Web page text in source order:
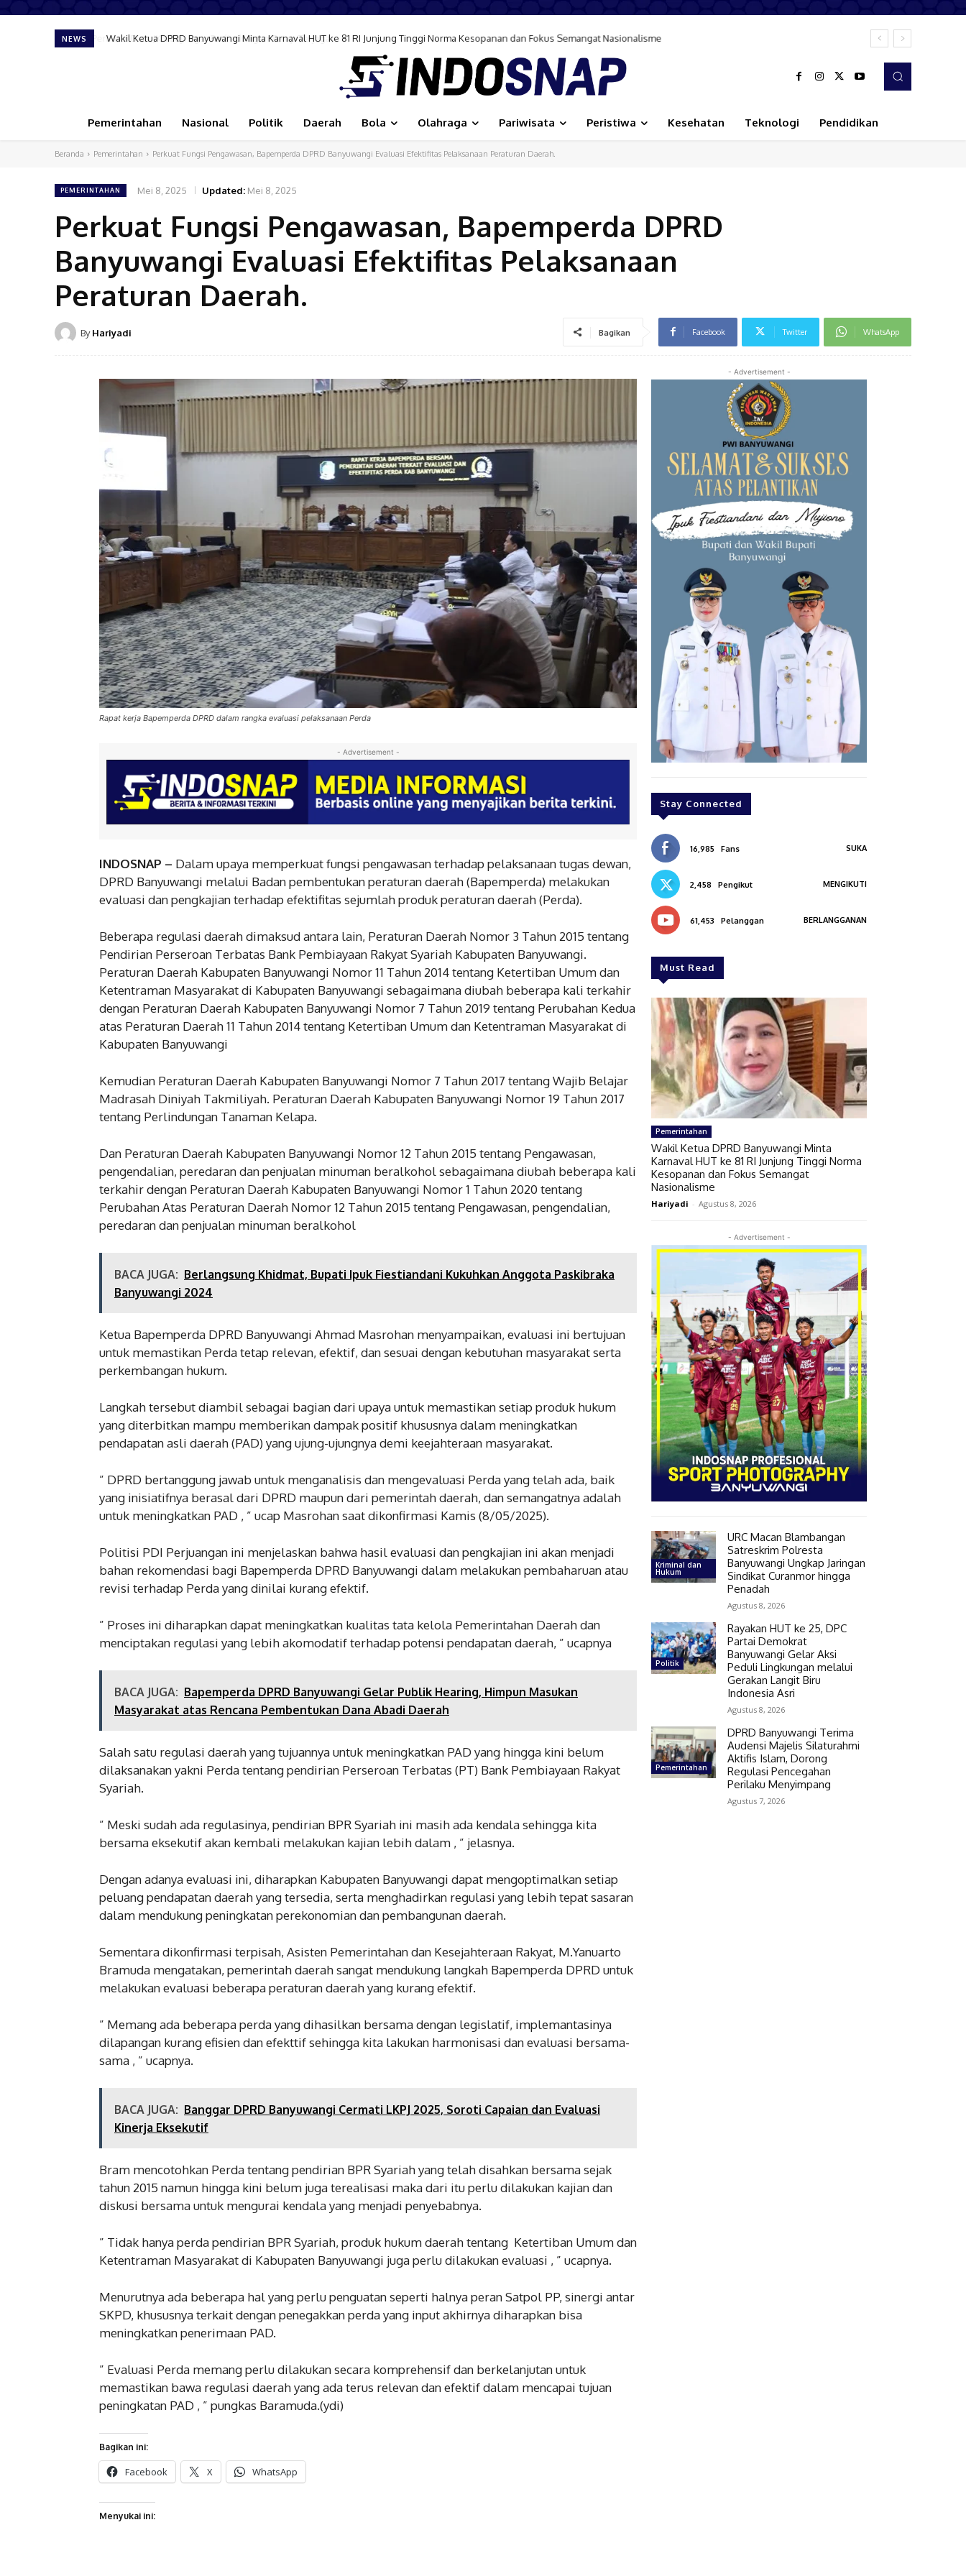
NEWS Wakil Ketua DPRD Banyuwangi Minta Karnaval HUT ke 81 RI Junjung Tinggi Norma Kesopanan dan Fokus Semangat Nasionalisme
Pemerintahan Nasional Politik Daerah Bola Olahraga Pariwisata Peristiwa Kesehatan Teknologi Pendidikan
Beranda Pemerintahan Perkuat Fungsi Pengawasan, Bapemperda DPRD Banyuwangi Evaluasi Efektifitas Pelaksanaan Peraturan Daerah.
PEMERINTAHAN Mei 8, 2025 Updated: Mei 8, 2025
Perkuat Fungsi Pengawasan, Bapemperda DPRD
Banyuwangi Evaluasi Efektifitas Pelaksanaan
Peraturan Daerah.
By Hariyadi Bagikan Facebook Twitter WhatsApp
Rapat kerja Bapemperda DPRD dalam rangka evaluasi pelaksanaan Perda
- Advertisement -
INDOSNAP – Dalam upaya memperkuat fungsi pengawasan terhadap pelaksanaan tugas dewan,
DPRD Banyuwangi melalui Badan pembentukan peraturan daerah (Bapemperda) melakukan
evaluasi dan pengkajian terhadap efektifitas sejumlah produk peraturan daerah (Perda).
Beberapa regulasi daerah dimaksud antara lain, Peraturan Daerah Nomor 3 Tahun 2015 tentang
Pendirian Perseroan Terbatas Bank Pembiayaan Rakyat Syariah Kabupaten Banyuwangi.
Peraturan Daerah Kabupaten Banyuwangi Nomor 11 Tahun 2014 tentang Ketertiban Umum dan
Ketentraman Masyarakat di Kabupaten Banyuwangi sebagaimana diubah beberapa kali terkahir
dengan Peraturan Daerah Kabupaten Banyuwangi Nomor 7 Tahun 2019 tentang Perubahan Kedua
atas Peraturan Daerah 11 Tahun 2014 tentang Ketertiban Umum dan Ketentraman Masyarakat di
Kabupaten Banyuwangi
Kemudian Peraturan Daerah Kabupaten Banyuwangi Nomor 7 Tahun 2017 tentang Wajib Belajar
Madrasah Diniyah Takmiliyah. Peraturan Daerah Kabupaten Banyuwangi Nomor 19 Tahun 2017
tentang Perlindungan Tanaman Kelapa.
Dan Peraturan Daerah Kabupaten Banyuwangi Nomor 12 Tahun 2015 tentang Pengawasan,
pengendalian, peredaran dan penjualan minuman beralkohol sebagaimana diubah beberapa kali
terkahir dengan Peraturan Daerah Kabupaten Banyuwangi Nomor 1 Tahun 2020 tentang
Perubahan Atas Peraturan Daerah Nomor 12 Tahun 2015 tentang Pengawasan, pengendalian,
peredaran dan penjualan minuman beralkohol
BACA JUGA: Berlangsung Khidmat, Bupati Ipuk Fiestiandani Kukuhkan Anggota Paskibraka
Banyuwangi 2024
Ketua Bapemperda DPRD Banyuwangi Ahmad Masrohan menyampaikan, evaluasi ini bertujuan
untuk memastikan Perda tetap relevan, efektif, dan sesuai dengan kebutuhan masyarakat serta
perkembangan hukum.
Langkah tersebut diambil sebagai bagian dari upaya untuk memastikan setiap produk hukum
yang diterbitkan mampu memberikan dampak positif khususnya dalam meningkatkan
pendapatan asli daerah (PAD) yang ujung-ujungnya demi keejahteraan masyarakat.
” DPRD bertanggung jawab untuk menganalisis dan mengevaluasi Perda yang telah ada, baik
yang inisiatifnya berasal dari DPRD maupun dari pemerintah daerah, dan semangatnya adalah
untuk meningkatkan PAD , ” ucap Masrohan saat dikonfirmasi Kamis (8/05/2025).
Politisi PDI Perjuangan ini menjelaskan bahwa hasil evaluasi dan pengkajian ini akan menjadi
bahan rekomendasi bagi Bapemperda DPRD Banyuwangi dalam melakukan pembaharuan atau
revisi terhadap Perda yang dinilai kurang efektif.
” Proses ini diharapkan dapat meningkatkan kualitas tata kelola Pemerintahan Daerah dan
menciptakan regulasi yang lebih akomodatif terhadap potensi pendapatan daerah, ” ucapnya
BACA JUGA: Bapemperda DPRD Banyuwangi Gelar Publik Hearing, Himpun Masukan
Masyarakat atas Rencana Pembentukan Dana Abadi Daerah
Salah satu regulasi daerah yang tujuannya untuk meningkatkan PAD yang hingga kini belum
dilaksanakan yakni Perda tentang pendirian Perseroan Terbatas (PT) Bank Pembiayaan Rakyat
Syariah.
” Meski sudah ada regulasinya, pendirian BPR Syariah ini masih ada kendala sehingga kita
bersama eksekutif akan kembali melakukan kajian lebih dalam , ” jelasnya.
Dengan adanya evaluasi ini, diharapkan Kabupaten Banyuwangi dapat mengoptimalkan setiap
peluang pendapatan daerah yang tersedia, serta menghadirkan regulasi yang lebih tepat sasaran
dalam mendukung peningkatan perekonomian dan pembangunan daerah.
Sementara dikonfirmasi terpisah, Asisten Pemerintahan dan Kesejahteraan Rakyat, M.Yanuarto
Bramuda mengatakan, pemerintah daerah sangat mendukung langkah Bapemperda DPRD untuk
melakukan evaluasi beberapa peraturan daerah yang kurang efektif.
” Memang ada beberapa perda yang dihasilkan bersama dengan legislatif, implemantasinya
dilapangan kurang efisien dan efekttif sehingga kita lakukan harmonisasi dan evaluasi bersama-
sama , ” ucapnya.
BACA JUGA: Banggar DPRD Banyuwangi Cermati LKPJ 2025, Soroti Capaian dan Evaluasi
Kinerja Eksekutif
Bram mencotohkan Perda tentang pendirian BPR Syariah yang telah disahkan bersama sejak
tahun 2015 namun hingga kini belum juga terealisasi maka dari itu perlu dilakukan kajian dan
diskusi bersama untuk mengurai kendala yang menjadi penyebabnya.
” Tidak hanya perda pendirian BPR Syariah, produk hukum daerah tentang Ketertiban Umum dan
Ketentraman Masyarakat di Kabupaten Banyuwangi juga perlu dilakukan evaluasi , ” ucapnya.
Menurutnya ada beberapa hal yang perlu penguatan seperti halnya peran Satpol PP, sinergi antar
SKPD, khususnya terkait dengan penegakkan perda yang input akhirnya diharapkan bisa
meningkatkan penerimaan PAD.
” Evaluasi Perda memang perlu dilakukan secara komprehensif dan berkelanjutan untuk
memastikan bawa regulasi daerah yang ada terus relevan dan efektif dalam mencapai tujuan
peningkatan PAD , ” pungkas Baramuda.(ydi)
Bagikan ini:
Facebook X WhatsApp
Menyukai ini:
- Advertisement -
Stay Connected
16,985 Fans SUKA
2,458 Pengikut MENGIKUTI
61,453 Pelanggan BERLANGGANAN
Must Read
Pemerintahan
Wakil Ketua DPRD Banyuwangi Minta
Karnaval HUT ke 81 RI Junjung Tinggi Norma
Kesopanan dan Fokus Semangat
Nasionalisme
Hariyadi - Agustus 8, 2026
- Advertisement -
Kriminal dan
Hukum
URC Macan Blambangan
Satreskrim Polresta
Banyuwangi Ungkap Jaringan
Sindikat Curanmor hingga
Penadah
Agustus 8, 2026
Politik
Rayakan HUT ke 25, DPC
Partai Demokrat
Banyuwangi Gelar Aksi
Peduli Lingkungan melalui
Gerakan Langit Biru
Indonesia Asri
Agustus 8, 2026
Pemerintahan
DPRD Banyuwangi Terima
Audensi Majelis Silaturahmi
Aktifis Islam, Dorong
Regulasi Pencegahan
Perilaku Menyimpang
Agustus 7, 2026